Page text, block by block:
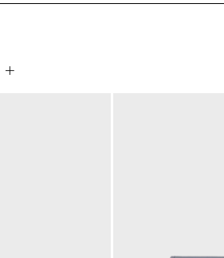
By signing up to